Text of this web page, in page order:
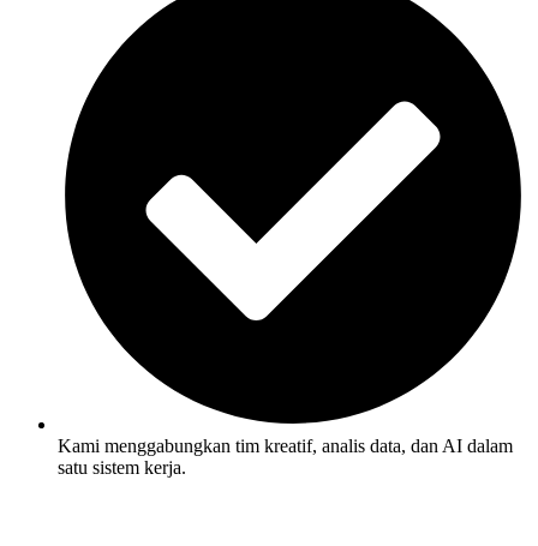
Kami menggabungkan tim kreatif, analis data, dan AI dalam
satu sistem kerja.